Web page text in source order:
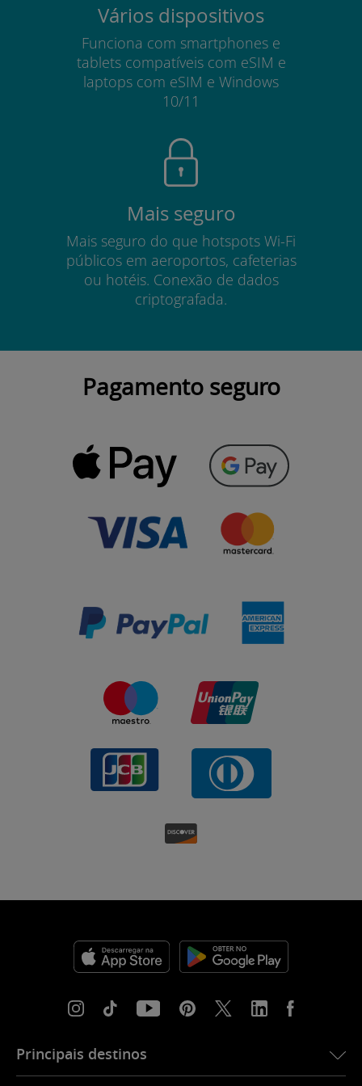
Vários dispositivos
Funciona com smartphones e
tablets compatíveis com eSIM e
laptops com eSIM e Windows
10/11
Mais seguro
Mais seguro do que hotspots Wi-Fi
públicos em aeroportos, cafeterias
ou hotéis. Conexão de dados
criptografada.
Pagamento seguro
Principais destinos